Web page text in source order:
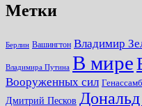
Метки
Берлин Вашингтон Владимир
Владимира Путина В мире
Вооруженных сил
Дмитрий Песков